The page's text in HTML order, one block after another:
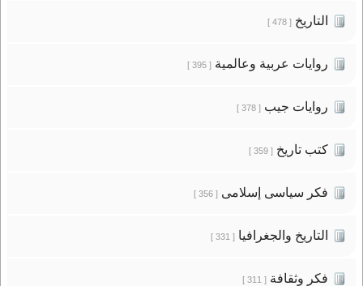
التاريخ[ 478 ]
روايات عربية وعالمية[ 395 ]
روايات جيب[ 378 ]
كتب تاريخ[ 359 ]
فكر سياسى إسلامى[ 356 ]
التاريخ والجغرافيا[ 331 ]
فكر وثقافة[ 311 ]